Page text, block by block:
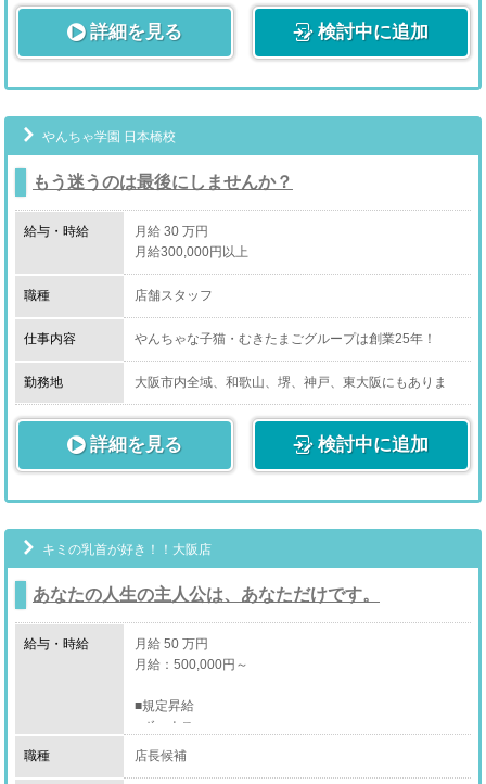
になっていますので、副業としてお考えの方も歓迎致し
ます。
（北区/南森町）/茨木/西中島/堺/泉大津/岸和田/京橋/天王
寺/上本町
【兵庫エリア】尼崎/姫路/神戸
【奈良エリア】香芝市/奈良市/大和郡山市
【石川エリア】金沢
【静岡エリア】浜松
【東京エリア】新宿
詳細を見る 検討中に追加
やんちゃ学園 日本橋校
もう迷うのは最後にしませんか？
給与・時給
月給 30 万円
月給300,000円以上
職種 店舗スタッフ
仕事内容
やんちゃな子猫・むきたまごグループは創業25年！
関西を中心に店舗数60店舗以上
総従業員数400名超
在籍コンパニオン総6000名超の
日本一の風俗店グループとして
これからも進化・発展し続ける大手企業です。
当グループの良さを体感して頂けると自負しており
きちんと行ってるので
勤務しながら風俗店舗運営の知識やスキルが
自然と身に付きます。
3年後、5年後、10年後の先を見据えた経営理念がある
からこそ今人材が必要なのです。
一緒にワンランク上のステージで貴方の力を発揮してみ
将来に不安がある、自分を変えたいと思ってる方は安定
と高収入を得られる
当グループで一緒に働きませんか？
勤務地
大阪市内全域、和歌山、堺、神戸、東大阪にもありま
す。
詳細を見る 検討中に追加
キミの乳首が好き！！大阪店
あなたの人生の主人公は、あなただけです。
給与・時給
月給 50 万円
月給：500,000円～
■規定昇給
■ボーナス
■大入り支給 目標達成で1万円×達成日数の大入り手当が
付きます。
職種 店長候補